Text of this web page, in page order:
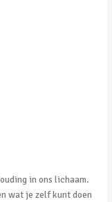
in ons lichaam.
wat je zelf kunt doen